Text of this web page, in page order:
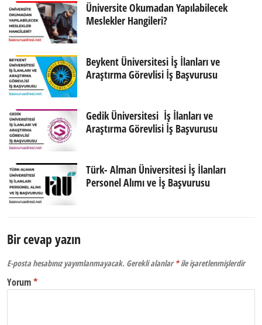
Üniversite Okumadan Yapılabilecek
Meslekler Hangileri?
Beykent Üniversitesi İş İlanları ve
Araştırma Görevlisi İş Başvurusu
Gedik Üniversitesi İş İlanları ve
Araştırma Görevlisi İş Başvurusu
Türk- Alman Üniversitesi İş İlanları
Personel Alımı ve İş Başvurusu
Bir cevap yazın
E-posta hesabınız yayımlanmayacak. Gerekli alanlar*ile işaretlenmişlerdir
Yorum*